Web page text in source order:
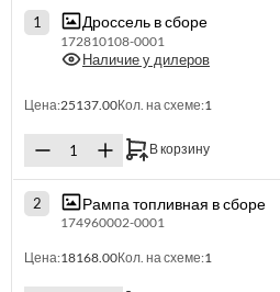
1 Дроссель в сборе
172810108-0001
Наличие у дилеров
Цена:25137.00Кол. на схеме:1
В корзину
2 Рампа топливная в сборе
174960002-0001
Цена:18168.00Кол. на схеме:1